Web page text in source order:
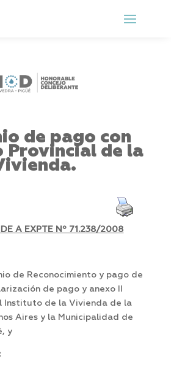
de pago con
Provincial de la
A EXPTE Nº 71.238/2008
de Reconocimiento y pago de
de pago y anexo II
Instituto de la Vivienda de la
Aires y la Municipalidad de
y